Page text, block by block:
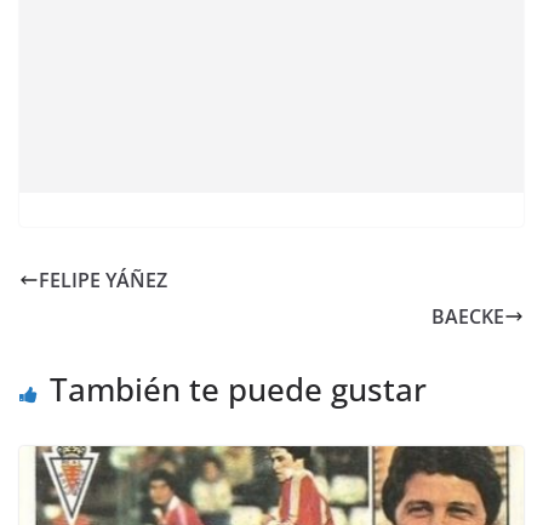
FELIPE YÁÑEZ
BAECKE
También te puede gustar